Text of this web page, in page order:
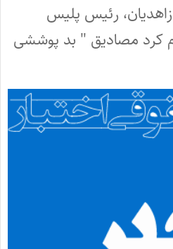
رئیس پلیس
کرد مصادیق " بد پوششی